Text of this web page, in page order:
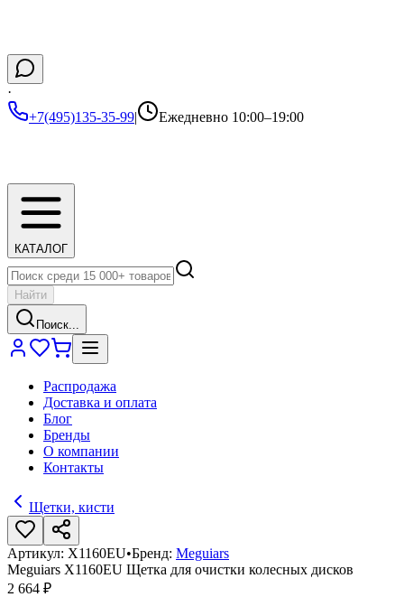
·
+7(495)135-35-99| Ежедневно 10:00–19:00
КАТАЛОГ
Найти
Поиск...
Распродажа
Доставка и оплата
Блог
Бренды
О компании
Контакты
Щетки, кисти
Артикул: X1160EU•Бренд: Meguiars
Meguiars X1160EU Щетка для очистки колесных дисков
2 664 ₽